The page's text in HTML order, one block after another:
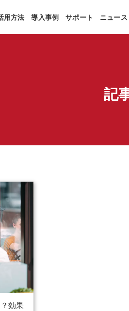
用方法 導入事例 サポート ニュース
記
効果